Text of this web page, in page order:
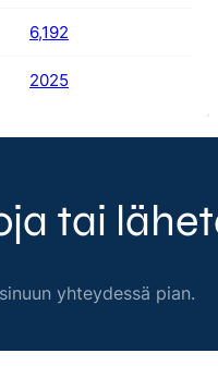
6,192
2025
tai
yhteydessä pian.